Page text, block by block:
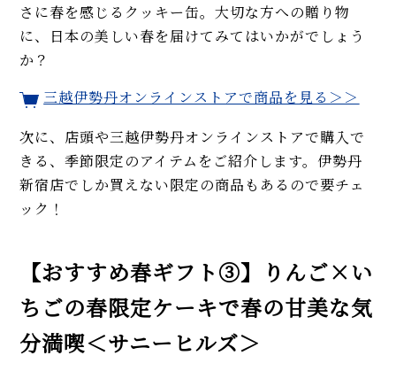
さに春を感じるクッキー缶。大切な方への贈り物
に、日本の美しい春を届けてみてはいかがでしょう
か？
三越伊勢丹オンラインストアで商品を見る＞＞
次に、店頭や三越伊勢丹オンラインストアで購入で
きる、季節限定のアイテムをご紹介します。伊勢丹
新宿店でしか買えない限定の商品もあるので要チェ
ック！
【おすすめ春ギフト③】りんご×い
ちごの春限定ケーキで春の甘美な気
分満喫＜サニーヒルズ＞